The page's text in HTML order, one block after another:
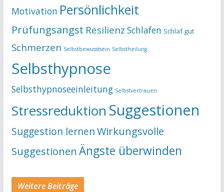
Motivation Persönlichkeit
Prüfungsangst Resilienz Schlafen Schlaf gut
Schmerzen Selbstbewusstsein Selbstheilung
Selbsthypnose
Selbsthypnoseeinleitung Selbstvertrauen
StressreduktionSuggestionen
Suggestion lernenWirkungsvolle
Suggestionen Ängste überwinden
Weitere Beiträge